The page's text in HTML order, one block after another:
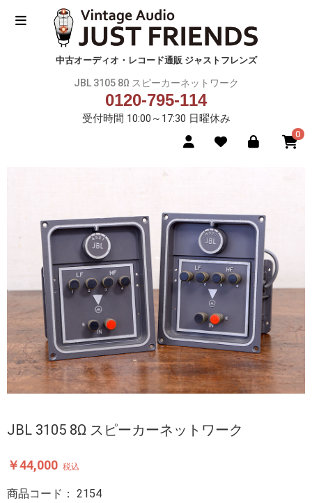
中古オーディオ・レコード通販 ジャストフレンズ
JBL 3105 8Ω スピーカーネットワーク
0120-795-114
受付時間 10:00～17:30 日曜休み
0
JBL 3105 8Ω スピーカーネットワーク
￥44,000 税込
商品コード： 2154